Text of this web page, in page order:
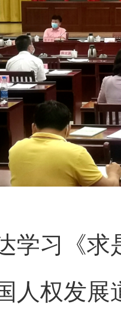
习《求
人权发